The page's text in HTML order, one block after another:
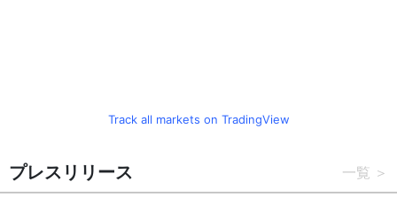
Track all markets on TradingView
プレスリリース 一覧